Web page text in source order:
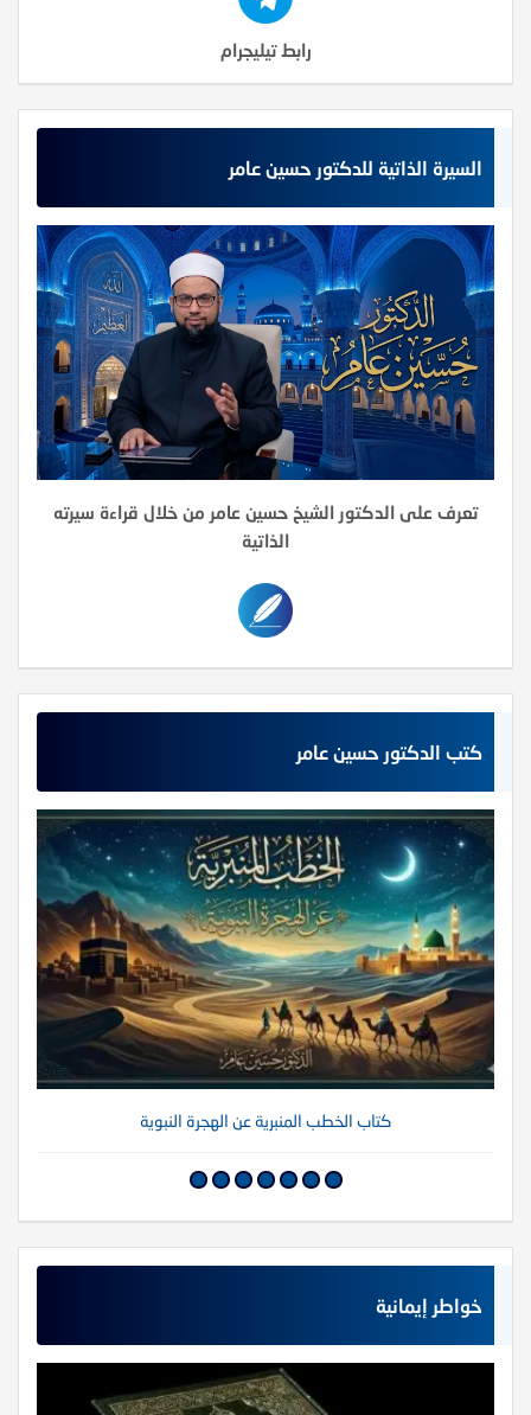
رابط تيليجرام
السيرة الذاتية للدكتور حسين عامر
تعرف على الدكتور الشيخ حسين عامر من خلال قراءة سيرته
الذاتية
كتب الدكتور حسين عامر
كتاب الخطب المنبرية عن الهجرة النبوية
خواطر إيمانية